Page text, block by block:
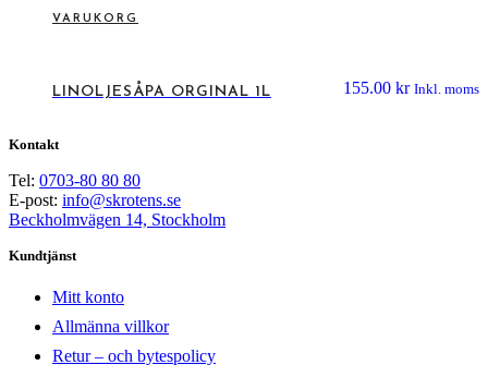
VARUKORG
LINOLJESÅPA ORGINAL 1L 155.00 kr Inkl. moms
Kontakt
Tel: 0703-80 80 80
E-post: info@skrotens.se
Beckholmvägen 14, Stockholm
Kundtjänst
Mitt konto
Allmänna villkor
Retur – och bytespolicy